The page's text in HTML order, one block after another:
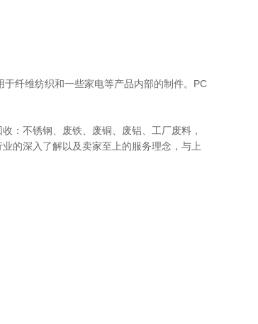
纤维纺织和一些家电等产品内部的制件。PC
：不锈钢、废铁、废铜、废铝、工厂废料，
的深入了解以及卖家至上的服务理念，与上